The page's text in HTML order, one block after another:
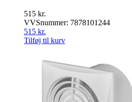
515 kr.
VVSnummer: 7878101244
515 kr.
Tilføj til kurv